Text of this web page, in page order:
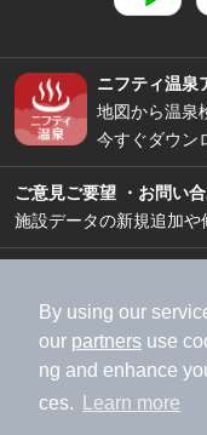
By using our
our partners use
ng and enhance
ces.
Learn more
ニフティ温泉
地図から温泉
今すぐダウン
ご意見ご要望 ・お問い
施設データの新規追加や
加盟店募集
利用規約
特定商取引法
運営会社